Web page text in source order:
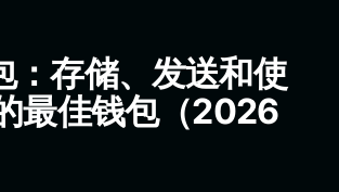
：存储、发送和使
最佳钱包（2026